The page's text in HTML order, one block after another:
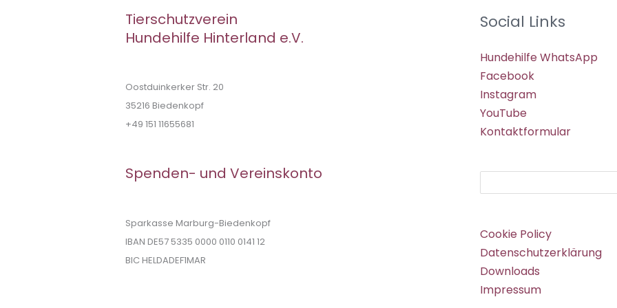
Tierschutzverein
Hundehilfe Hinterland e.V.
Oostduinkerker Str. 20
35216 Biedenkopf
+49 151 11655681
Spenden- und Vereinskonto
Sparkasse Marburg-Biedenkopf
IBAN DE57 5335 0000 0110 0141 12
BIC HELDADEF1MAR
Social Links
Hundehilfe WhatsApp
Facebook
Instagram
YouTube
Kontaktformular
Cookie Policy
Datenschutzerklärung
Downloads
Impressum